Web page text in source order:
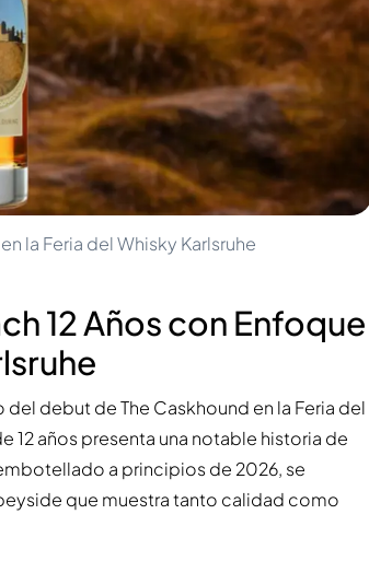
la Feria del Whisky Karlsruhe
12 Años con Enfoque
debut de The Caskhound en la Feria del
12 años presenta una notable historia de
a principios de 2026, se
que muestra tanto calidad como